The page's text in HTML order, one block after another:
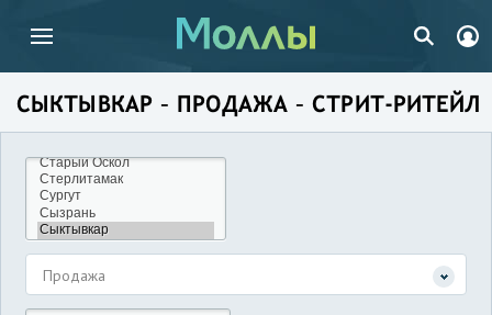
СЫКТЫВКАР – ПРОДАЖА – СТРИТ-РИТЕЙЛ
Продажа